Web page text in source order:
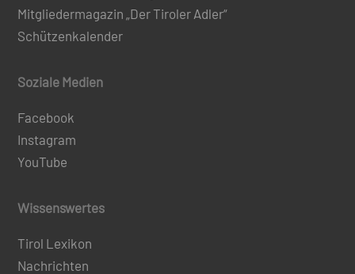
Mitgliedermagazin „Der Tiroler Adler“
Schützenkalender
Soziale Medien
Facebook
Instagram
YouTube
Wissenswertes
Tirol Lexikon
Nachrichten